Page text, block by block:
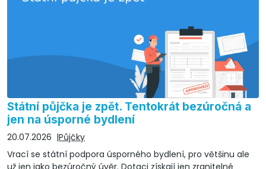
Státní půjčka je zpět. Tentokrát bezúročná a
jen na úsporné bydlení
20.07.2026
Půjčky
Vrací se státní podpora úsporného bydlení, pro většinu ale